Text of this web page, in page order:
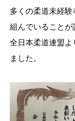
多くの柔道未経験
組んでいることが
全日本柔道連盟よ
ました。